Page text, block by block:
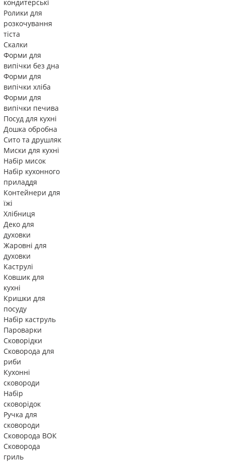
кондитерські
Ролики для
розкочування
тіста
Скалки
Форми для
випічки без дна
Форми для
випічки хліба
Форми для
випічки печива
Посуд для кухні
Дошка обробна
Сито та друшляк
Миски для кухні
Набір мисок
Набір кухонного
приладдя
Контейнери для
їжі
Хлібниця
Деко для
духовки
Жаровні для
духовки
Каструлі
Ковшик для
кухні
Кришки для
посуду
Набір каструль
Пароварки
Сковорідки
Сковорода для
риби
Кухонні
сковороди
Набір
сковорідок
Ручка для
сковороди
Сковорода ВОК
Сковорода
гриль